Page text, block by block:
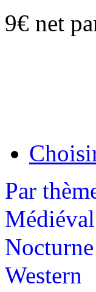
9€ net
Par
Médiéval
Nocturne
Western